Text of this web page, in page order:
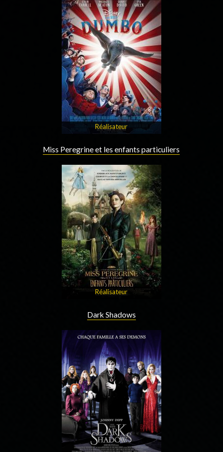
Réalisateur
Miss Peregrine et les enfants particuliers
Réalisateur
Dark Shadows